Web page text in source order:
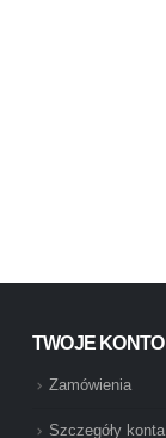
TWOJE KONTO
Zamówienia
Szczegóły konta